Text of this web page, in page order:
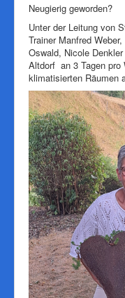
Neugierig geworden?
Unter der Leitung von
Trainer Manfred
Oswald, Nicole
Altdorf an 3 Tagen pro
klimatisierten Räumen